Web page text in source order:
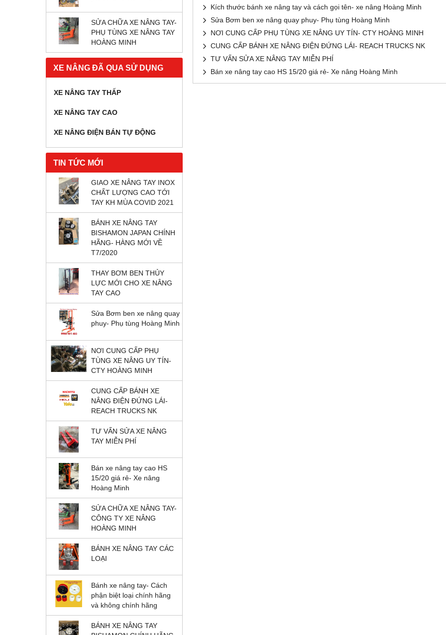
SỬA CHỮA XE NÂNG TAY-
PHỤ TÙNG XE NÂNG TAY
HOÀNG MINH
XE NÂNG ĐÃ QUA SỬ DỤNG
XE NÂNG TAY THẤP
XE NÂNG TAY CAO
XE NÂNG ĐIỆN BÁN TỰ ĐỘNG
TIN TỨC MỚI
GIAO XE NÂNG TAY INOX
CHẤT LƯỢNG CAO TỚI
TAY KH MÙA COVID 2021
BÁNH XE NÂNG TAY
BISHAMON JAPAN CHÍNH
HÃNG- HÀNG MỚI VỀ
T7/2020
THAY BƠM BEN THỦY
LỰC MỚI CHO XE NÂNG
TAY CAO
Sửa Bơm ben xe nâng quay
phuy- Phụ tùng Hoàng Minh
NƠI CUNG CẤP PHỤ
TÙNG XE NÂNG UY TÍN-
CTY HOÀNG MINH
CUNG CẤP BÁNH XE
NÂNG ĐIỆN ĐỨNG LÁI-
REACH TRUCKS NK
TƯ VẤN SỬA XE NÂNG
TAY MIỄN PHÍ
Bán xe nâng tay cao HS
15/20 giá rẻ- Xe nâng
Hoàng Minh
SỬA CHỮA XE NÂNG TAY-
CÔNG TY XE NÂNG
HOÀNG MINH
BÁNH XE NÂNG TAY CÁC
LOẠI
Bánh xe nâng tay- Cách
phận biệt loại chính hãng
và không chính hãng
BÁNH XE NÂNG TAY
Kích thước bánh xe nâng tay và cách gọi tên- xe nâng Hoàng Minh
Sửa Bơm ben xe nâng quay phuy- Phụ tùng Hoàng Minh
NƠI CUNG CẤP PHỤ TÙNG XE NÂNG UY TÍN- CTY HOÀNG MINH
CUNG CẤP BÁNH XE NÂNG ĐIỆN ĐỨNG LÁI- REACH TRUCKS NK
TƯ VẤN SỬA XE NÂNG TAY MIỄN PHÍ
Bán xe nâng tay cao HS 15/20 giá rẻ- Xe nâng Hoàng Minh